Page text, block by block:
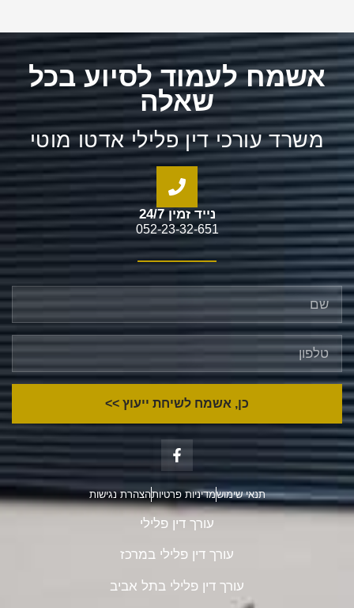
אשמח לעמוד לסיוע בכל
שאלה
משרד עורכי דין פלילי אדטו מוטי
נייד זמין 24/7
052-23-32-651
כן, אשמח לשיחת ייעוץ >>
תנאי שימושמדיניות פרטיותהצהרת נגישות
עורך דין פלילי
עורך דין פלילי במרכז
עורך דין פלילי בתל אביב